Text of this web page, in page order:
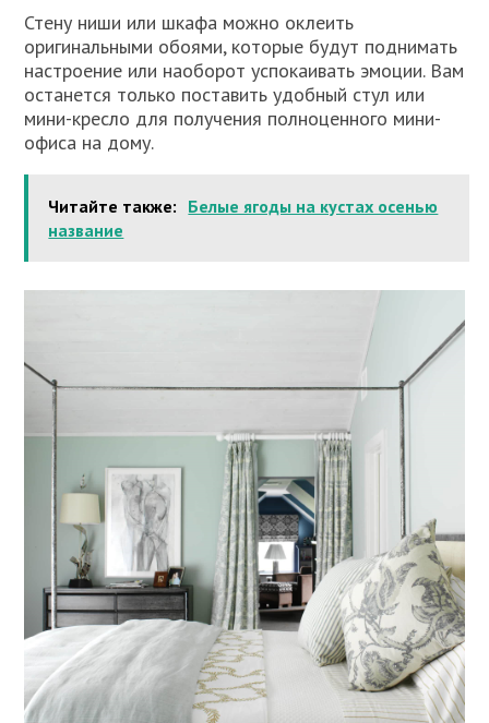
Стену ниши или шкафа можно оклеить
оригинальными обоями, которые будут поднимать
настроение или наоборот успокаивать эмоции. Вам
останется только поставить удобный стул или
мини-кресло для получения полноценного мини-
офиса на дому.
Читайте также: Белые ягоды на кустах осенью
название